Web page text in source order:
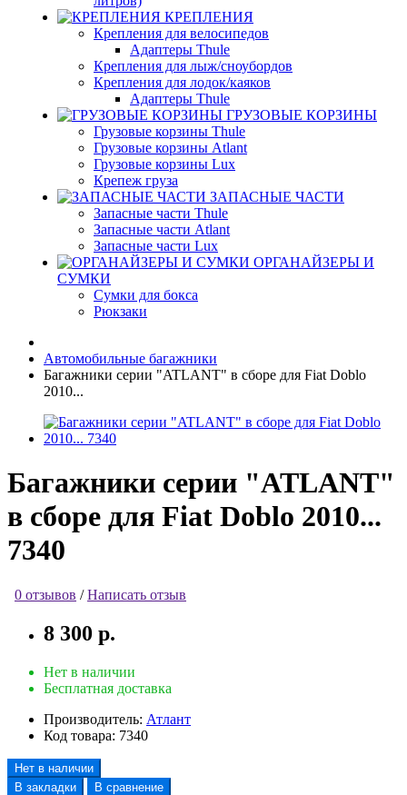
КРЕПЛЕНИЯ
Крепления для велосипедов
Адаптеры Thule
Крепления для лыж/сноубордов
Крепления для лодок/каяков
Адаптеры Thule
ГРУЗОВЫЕ КОРЗИНЫ
Грузовые корзины Thule
Грузовые корзины Atlant
Грузовые корзины Lux
Крепеж груза
ЗАПАСНЫЕ ЧАСТИ
Запасные части Thule
Запасные части Atlant
Запасные части Lux
ОРГАНАЙЗЕРЫ И
СУМКИ
Сумки для бокса
Рюкзаки
Автомобильные багажники
Багажники серии "ATLANT" в сборе для Fiat Doblo
2010...
Багажники серии "ATLANT"
в сборе для Fiat Doblo 2010...
7340
0 отзывов /Написать отзыв
8 300 р.
Нет в наличии
Бесплатная доставка
Производитель: Атлант
Код товара: 7340
Нет в наличии
В закладки
В сравнение